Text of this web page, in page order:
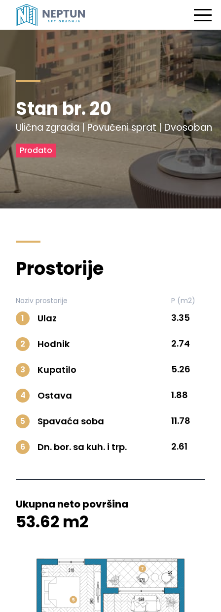
Stan br. 20
Ulična zgrada | Povučeni sprat | Dvosoban
Prodato
Prostorije
Naziv prostorije P (m2)
1 Ulaz 3.35
2 Hodnik 2.74
3 Kupatilo 5.26
4 Ostava 1.88
5 Spavaća soba 11.78
6 Dn. bor. sa kuh. i trp. 2.61
Ukupna neto površina
53.62 m2